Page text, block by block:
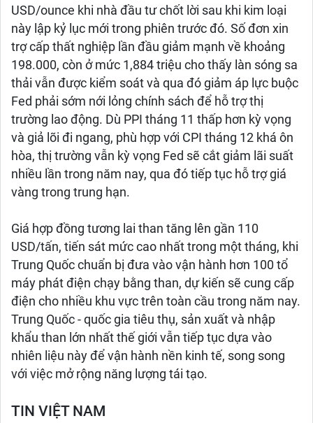
USD/ounce khi nhà đầu tư chốt lời sau khi kim loại
này lập kỷ lục mới trong phiên trước đó. Số đơn xin
trợ cấp thất nghiệp lần đầu giảm mạnh về khoảng
198.000, còn ở mức 1,884 triệu cho thấy làn sóng sa
thải vẫn được kiểm soát và qua đó giảm áp lực buộc
Fed phải sớm nới lỏng chính sách để hỗ trợ thị
trường lao động. Dù PPI tháng 11 thấp hơn kỳ vọng
và giả lõi đi ngang, phù hợp với CPI tháng 12 khá ôn
hòa, thị trường vẫn kỳ vọng Fed sẽ cắt giảm lãi suất
nhiều lần trong năm nay, qua đó tiếp tục hỗ trợ giá
vàng trong trung hạn.
Giá hợp đồng tương lai than tăng lên gần 110
USD/tấn, tiến sát mức cao nhất trong một tháng, khi
Trung Quốc chuẩn bị đưa vào vận hành hơn 100 tổ
máy phát điện chạy bằng than, dự kiến sẽ cung cấp
điện cho nhiều khu vực trên toàn cầu trong năm nay.
Trung Quốc - quốc gia tiêu thụ, sản xuất và nhập
khẩu than lớn nhất thế giới vẫn tiếp tục dựa vào
nhiên liệu này để vận hành nền kinh tế, song song
với việc mở rộng năng lượng tái tạo.
TIN VIỆT NAM